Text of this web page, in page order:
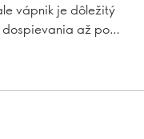
vápnik je dôležitý
dospievania až po
vy – a tí, ktorých